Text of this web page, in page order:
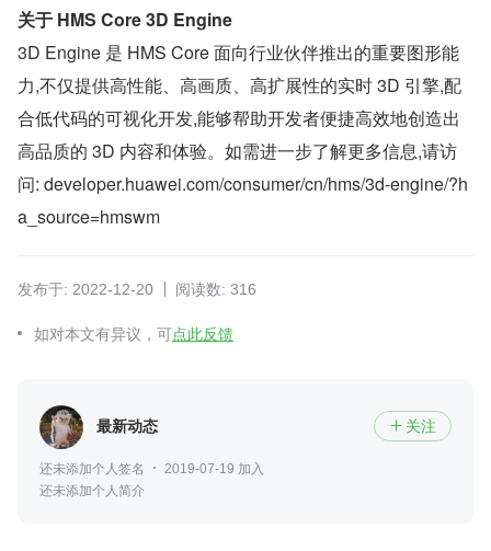
关于 HMS Core 3D Engine
3D Engine 是 HMS Core 面向行业伙伴推出的重要图形能
力,不仅提供高性能、高画质、高扩展性的实时 3D 引擎,配
合低代码的可视化开发,能够帮助开发者便捷高效地创造出
高品质的 3D 内容和体验。如需进一步了解更多信息,请访
问: developer.huawei.com/consumer/cn/hms/3d-engine/?h
a_source=hmswm
发布于: 2022-12-20 阅读数: 316
如对本文有异议，可点此反馈
最新动态  关注
还未添加个人签名
2019-07-19 加入
还未添加个人简介